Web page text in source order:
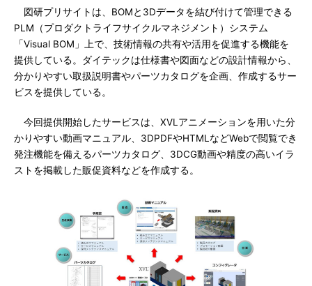
図研プリサイトは、BOMと3Dデータを結び付けて管理できる
PLM（プロダクトライフサイクルマネジメント）システム
「Visual BOM」上で、技術情報の共有や活用を促進する機能を
提供している。ダイテックは仕様書や図面などの設計情報から、
分かりやすい取扱説明書やパーツカタログを企画、作成するサー
ビスを提供している。
今回提供開始したサービスは、XVLアニメーションを用いた分
かりやすい動画マニュアル、3DPDFやHTMLなどWebで閲覧でき
発注機能を備えるパーツカタログ、3DCG動画や精度の高いイラ
ストを掲載した販促資料などを作成する。